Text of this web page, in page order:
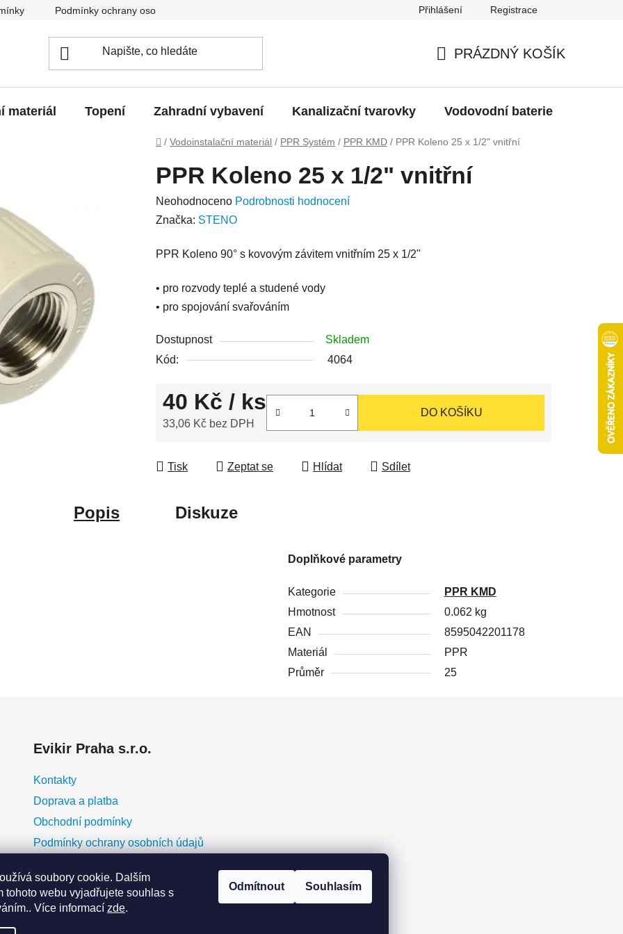
soubory cookie. Dalším
tohoto webu vyjadřujete souhlas s
Více informací zde.
Odmítnout Souhlasím
Podmínky ochrany osobních údajů Přihlášení Registrace
KOŠÍK
PRÁZDNÝ KOŠÍK
materiál Topení Zahradní vybavení Kanalizační tvarovky Vodovodní baterie
Domů
/ Vodoinstalační materiál / PPR Systém / PPR KMD / PPR Koleno 25 x 1/2" vnitřní
PPR Koleno 25 x 1/2" vnitřní
Průměrné
hodnocení
je
Neohodnoceno Podrobnosti hodnocení
Značka: STENO
PPR Koleno 90° s kovovým závitem vnitřním 25 x 1/2"
• pro rozvody teplé a studené vody
• pro spojování svařováním
Dostupnost
Skladem
Kód:
4064
40 Kč / ks
33,06 Kč bez DPH
DO KOŠÍKU
Tisk Zeptat se Hlídat Sdílet
Popis Diskuze
Doplňkové parametry
Kategorie
PPR KMD
Hmotnost
0.062 kg
EAN
8595042201178
Materiál
PPR
Průměr
25
Evikir Praha s.r.o.
Kontakty
Doprava a platba
Obchodní podmínky
Podmínky ochrany osobních údajů
Blog
Moje objednávka